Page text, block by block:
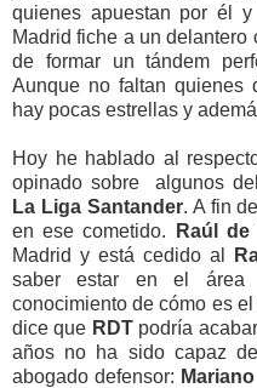
quienes apuestan por él
Madrid fiche a un delantero
de formar un tándem
Aunque no faltan quienes
hay pocas estrellas y
Hoy he hablado al
opinado sobre algunos
La Liga Santander. A fin
en ese cometido.
Raúl de
Madrid y está cedido al
saber estar en el
conocimiento de cómo es
dice que RDT podría
años no ha sido capaz
abogado defensor: Mariano